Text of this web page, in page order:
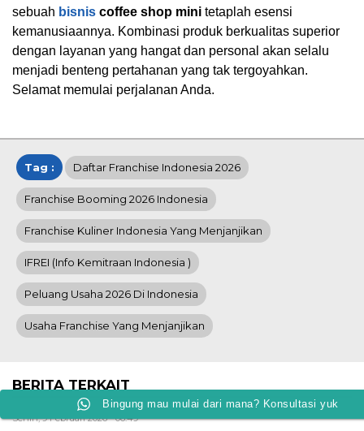
sebuah bisnis coffee shop mini tetaplah esensi
kemanusiaannya. Kombinasi produk berkualitas superior
dengan layanan yang hangat dan personal akan selalu
menjadi benteng pertahanan yang tak tergoyahkan.
Selamat memulai perjalanan Anda.
Tag : Daftar Franchise Indonesia 2026
Franchise Booming 2026 Indonesia
Franchise Kuliner Indonesia Yang Menjanjikan
IFREI (info Kemitraan Indonesia )
Peluang Usaha 2026 Di Indonesia
Usaha Franchise Yang Menjanjikan
BERITA TERKAIT
Senin, 9 Februari 2026 - 06:49
Bingung mau mulai dari mana? Konsultasi yuk